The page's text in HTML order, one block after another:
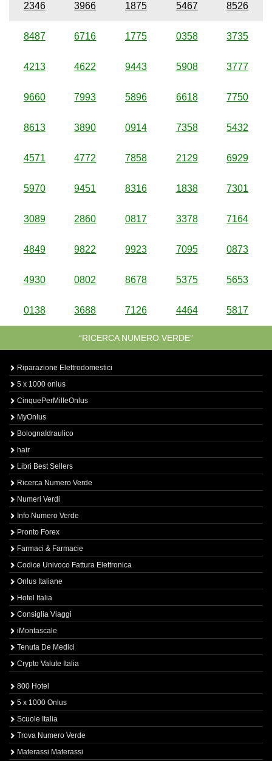
2346 3966 1875 5467 8526
8487 6716 1775 0358 3735
4213 4622 9443 5908 3777
9660 7993 5896 6618 7750
8613 3890 0914 7358 5432
4571 4772 7858 2129 6929
5970 9451 8316 1838 7301
3089 2860 0817 3378 7164
4849 9822 9923 7095 0873
4930 0802 8678 5375 5653
0138 3688 7126 4464 5817
“RICERCA NUMERO VERDE”
Riparazione Elettrodomestici
5 x 1000 onlus
CinquePerMilleOnlus
MyOnlus
BolognaIdraulico
hair
Libri Best Sellers
Ricerca Numero Verde
Numeri Verdi
Info Numero Verde
Pronto Forex
Farmaci & Farmacie
Codice Univoco Fattura Elettronica
Onlus Italiane
Hotel Italia
Consiglia Viaggi
iMontascale
Tenuta De Medici
Crypto Valute Italia
800 Hotel
5 x 1000 Onlus
Scuole Italia
Trova Numero Verde
Materassi Materassi